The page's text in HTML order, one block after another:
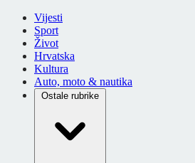
Vijesti
Sport
Život
Hrvatska
Kultura
Auto, moto & nautika
Ostale rubrike